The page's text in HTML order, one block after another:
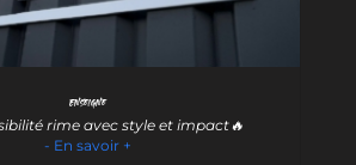
Enseigne
rime avec style et impact🔥
- En savoir +